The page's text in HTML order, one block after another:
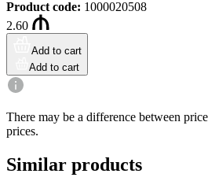
Product code: 1000020508
2.60
Add to cart
Add to cart
There may be a difference between
prices.
Similar products